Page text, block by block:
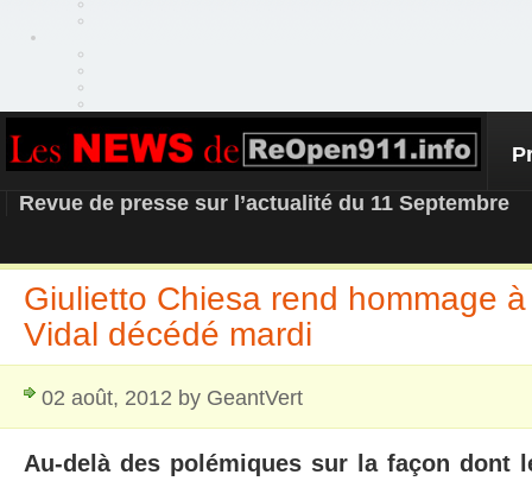
REOPEN911 – NEWS
Revue de presse sur l’actualité du 11 Septembre
Giulietto Chiesa rend hommage à
Vidal décédé mardi
02 août, 2012 by GeantVert
Au-delà des polémiques sur la façon dont